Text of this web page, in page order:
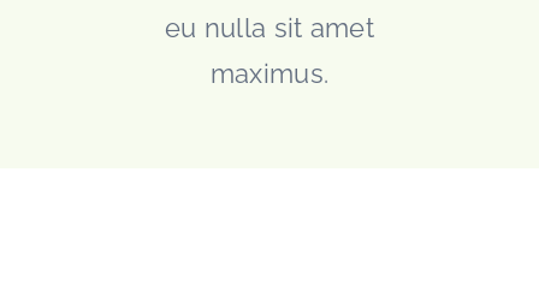
eu nulla sit amet
maximus.